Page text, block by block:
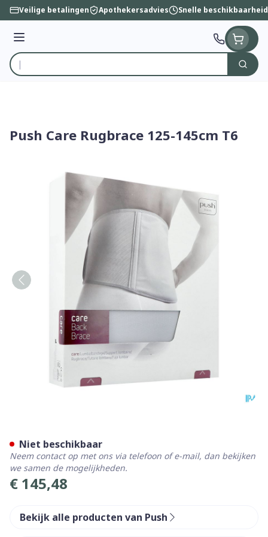
Ga naar de inhoud
Veilige betalingen Apothekersadvies Snelle beschikbaarheid
Menu
Product, merk, categorie...
Zoek
Push Care Rugbrace 125-145cm T6
€ 145,48
Niet beschikbaar
Neem contact op met ons via telefoon of e-mail, dan bekijken
we samen de mogelijkheden.
Bekijk alle producten van Push